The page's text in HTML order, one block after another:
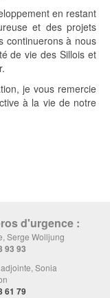
en restant
et des projets
continuerons à nous
de vie des Sillois et
je vous remercie
à la vie de notre
d'urgence :
Serge Wolljung
93 93
Sonia
61 79